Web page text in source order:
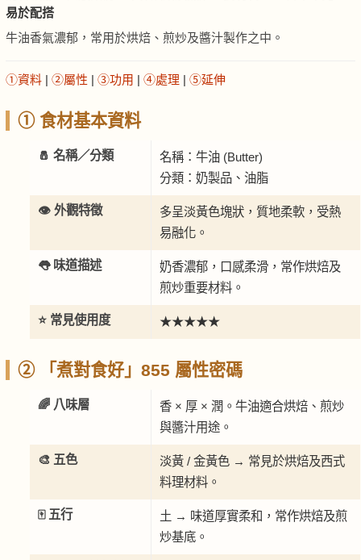
易於配搭
牛油香氣濃郁，常用於烘焙、煎炒及醬汁製作之中。
①資料 | ②屬性 | ③功用 | ④處理 | ⑤延伸
① 食材基本資料
🧂 名稱／分類
名稱：牛油 (Butter)
分類：奶製品、油脂
👁️ 外觀特徵
多呈淡黃色塊狀，質地柔軟，受熱
易融化。
👅 味道描述
奶香濃郁，口感柔滑，常作烘焙及
煎炒重要材料。
⭐ 常見使用度 ★★★★★
② 「煮對食好」855 屬性密碼
🌈 八味層
香 × 厚 × 潤。牛油適合烘焙、煎炒
與醬汁用途。
🎨 五色
淡黃 / 金黃色 → 常見於烘焙及西式
料理材料。
🀄 五行
土 → 味道厚實柔和，常作烘焙及煎
炒基底。